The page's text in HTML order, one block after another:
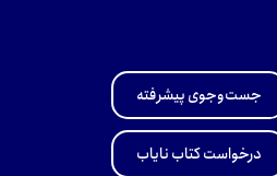
جست‌وجوی پیشرفته
درخواست کتاب نایاب